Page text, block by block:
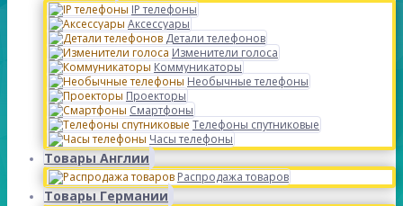
IP телефоны
Аксессуары
Детали телефонов
Изменители голоса
Коммуникаторы
Необычные телефоны
Проекторы
Смартфоны
Телефоны спутниковые
Часы телефоны
Товары Англии
Распродажа товаров
Товары Германии